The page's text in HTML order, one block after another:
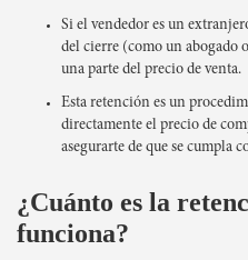
Si el vendedor es un
del cierre (como un abogado
una parte del precio de venta.
Esta retención es un
directamente el precio de
asegurarte de que se cumpla
¿Cuánto es la
funciona?